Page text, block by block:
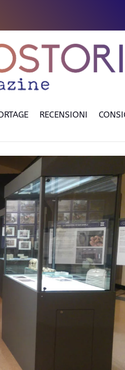
RECENSIONI